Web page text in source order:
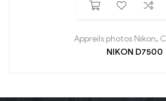
Appreils photos Nikon,
NIKON D7500